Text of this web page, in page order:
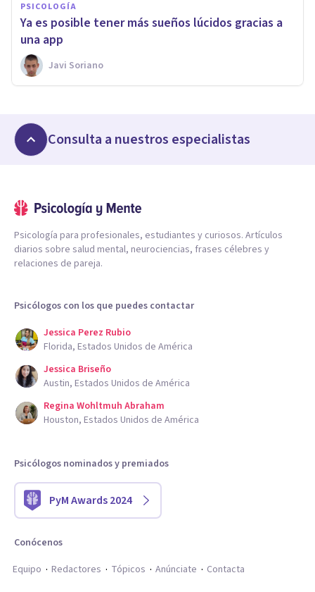
PSICOLOGÍA
Ya es posible tener más sueños lúcidos gracias a
una app
Javi Soriano
Consulta a nuestros especialistas
Psicología para profesionales, estudiantes y curiosos. Artículos
diarios sobre salud mental, neurociencias, frases célebres y
relaciones de pareja.
Psicólogos con los que puedes contactar
Jessica Perez Rubio
Florida, Estados Unidos de América
Jessica Briseño
Austin, Estados Unidos de América
Regina Wohltmuh Abraham
Houston, Estados Unidos de América
Psicólogos nominados y premiados
PyM Awards 2024
Conócenos
Equipo
Redactores Tópicos Anúnciate Contacta